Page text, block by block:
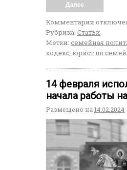
Далее
Комментарии
Рубрика: Статьи
Метки: семейная
кодекс, юрист по
14 февраля
начала работы
Размещено на 14.02.2024